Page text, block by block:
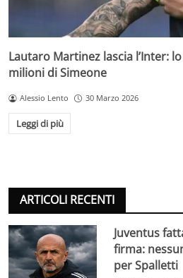
Lautaro Martinez lascia l’Inter:
milioni di Simeone
Alessio Lento 30 Marzo 2026
Leggi di più
ARTICOLI RECENTI
Juventus
firma:
per Spalletti